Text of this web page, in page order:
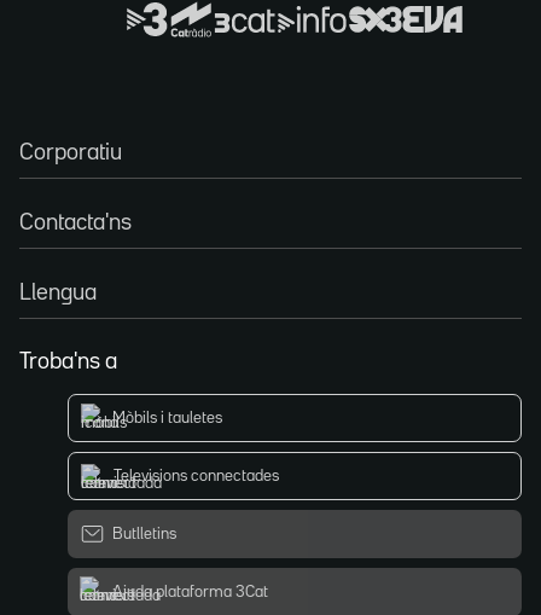
Corporatiu
Contacta'ns
Llengua
Troba'ns a
Mòbils i tauletes
Televisions connectades
Butlletins
Ajuda plataforma 3Cat